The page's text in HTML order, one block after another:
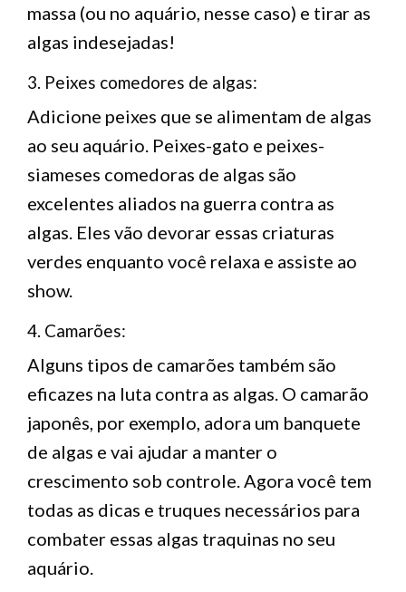
massa (ou no aquário, nesse caso) e tirar as
algas indesejadas!
3. Peixes comedores de algas:
Adicione peixes que se alimentam de algas
ao seu aquário. Peixes-gato e peixes-
siameses comedoras de algas são
excelentes aliados na guerra contra as
algas. Eles vão devorar essas criaturas
verdes enquanto você relaxa e assiste ao
show.
4. Camarões:
Alguns tipos de camarões também são
eficazes na luta contra as algas. O camarão
japonês, por exemplo, adora um banquete
de algas e vai ajudar a manter o
crescimento sob controle. Agora você tem
todas as dicas e truques necessários para
combater essas algas traquinas no seu
aquário.